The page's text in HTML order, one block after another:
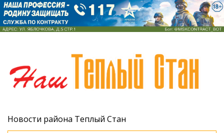
Новости района Теплый Стан